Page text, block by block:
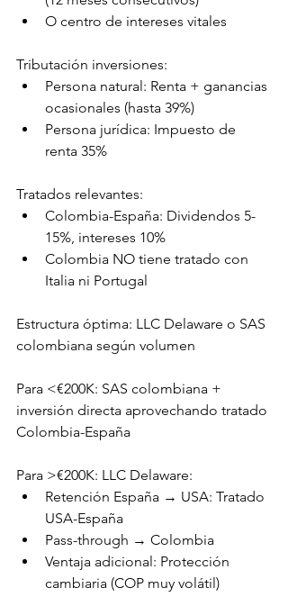
O centro de intereses vitales
Tributación inversiones:
Persona natural: Renta + ganancias
ocasionales (hasta 39%)
Persona jurídica: Impuesto de
renta 35%
Tratados relevantes:
Colombia-España: Dividendos 5-
15%, intereses 10%
Colombia NO tiene tratado con
Italia ni Portugal
Estructura óptima: LLC Delaware o SAS
colombiana según volumen
Para <€200K: SAS colombiana +
inversión directa aprovechando tratado
Colombia-España
Para >€200K: LLC Delaware:
Retención España → USA: Tratado
USA-España
Pass-through → Colombia
Ventaja adicional: Protección
cambiaria (COP muy volátil)